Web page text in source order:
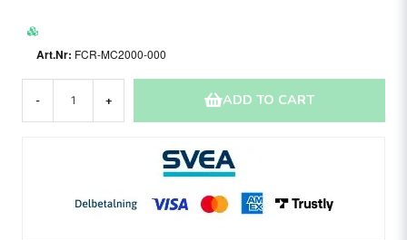
FCR-MC2000-000
- + ADD TO CART